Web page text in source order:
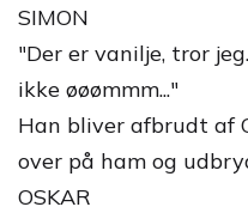
SIMON
"Der er vanilje, tror
ikke øøømmm..."
Han bliver afbrudt af
over på ham og
OSKAR